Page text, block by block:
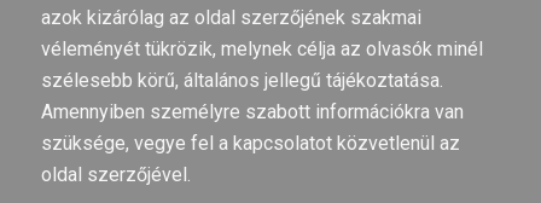
azok kizárólag az oldal szerzőjének szakmai
véleményét tükrözik, melynek célja az olvasók minél
szélesebb körű, általános jellegű tájékoztatása.
Amennyiben személyre szabott információkra van
szüksége, vegye fel a kapcsolatot közvetlenül az
oldal szerzőjével.